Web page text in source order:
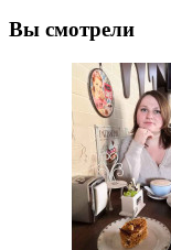
Вы смотрели